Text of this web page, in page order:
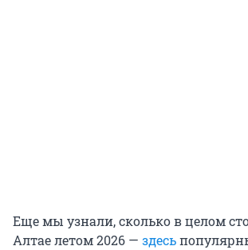
Еще мы узнали, сколько в целом
Алтае летом 2026 — здесь